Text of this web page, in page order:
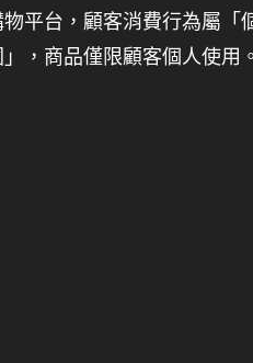
平台，顧客消費行為屬「
，商品僅限顧客個人使用。